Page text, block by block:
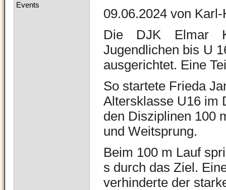
09.06.2024 von
Die DJK Elmar
Jugendlichen bis U
ausgerichtet. Eine
So startete Frieda
Altersklasse U16 im
den Disziplinen 100
und Weitsprung.
Beim 100 m Lauf
s durch das Ziel.
verhinderte der
Events